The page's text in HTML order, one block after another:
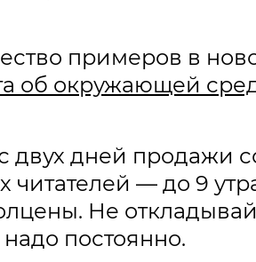
примеров в
об окружающей
дней продажи
— до 9
Не
постоянно.